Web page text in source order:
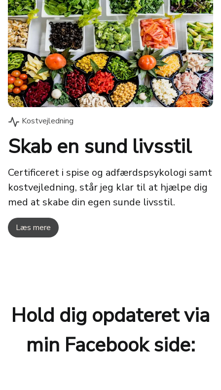
Kostvejledning
Skab en sund livsstil
Certificeret i spise og adfærdspsykologi samt
kostvejledning, står jeg klar til at hjælpe dig
med at skabe din egen sunde livsstil.
Læs mere
Hold dig opdateret via
min Facebook side: